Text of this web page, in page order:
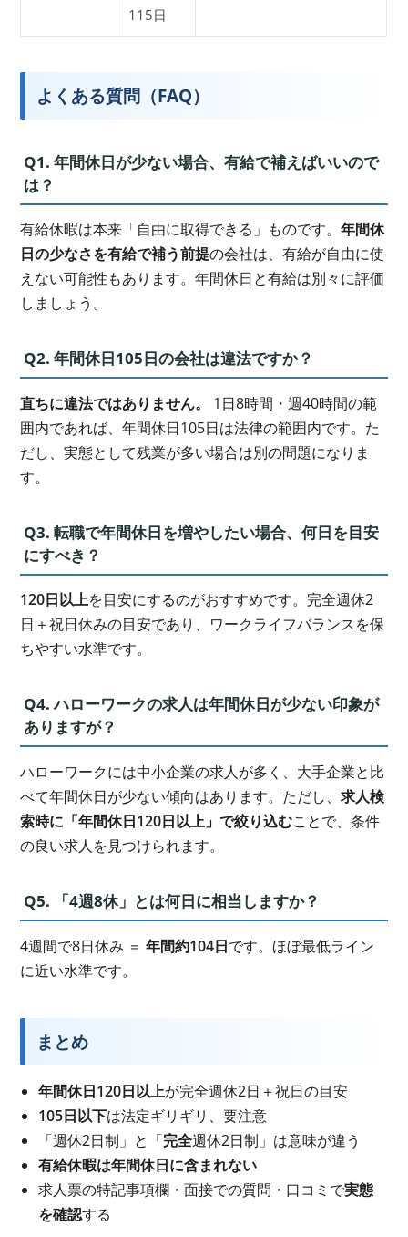
115日
よくある質問（FAQ）
Q1. 年間休日が少ない場合、有給で補えばいいので
は？
有給休暇は本来「自由に取得できる」ものです。年間休
日の少なさを有給で補う前提の会社は、有給が自由に使
えない可能性もあります。年間休日と有給は別々に評価
しましょう。
Q2. 年間休日105日の会社は違法ですか？
直ちに違法ではありません。
1日8時間・週40時間の範
囲内であれば、年間休日105日は法律の範囲内です。た
だし、実態として残業が多い場合は別の問題になりま
す。
Q3. 転職で年間休日を増やしたい場合、何日を目安
にすべき？
120日以上を目安にするのがおすすめです。完全週休2
日＋祝日休みの目安であり、ワークライフバランスを保
ちやすい水準です。
Q4. ハローワークの求人は年間休日が少ない印象が
ありますが？
ハローワークには中小企業の求人が多く、大手企業と比
べて年間休日が少ない傾向はあります。ただし、求人検
索時に「年間休日120日以上」で絞り込むことで、条件
の良い求人を見つけられます。
Q5. 「4週8休」とは何日に相当しますか？
4週間で8日休み ＝年間約104日です。ほぼ最低ライン
に近い水準です。
まとめ
年間休日120日以上が完全週休2日＋祝日の目安
105日以下は法定ギリギリ、要注意
「週休2日制」と「完全週休2日制」は意味が違う
有給休暇は年間休日に含まれない
求人票の特記事項欄・面接での質問・口コミで実態
を確認する